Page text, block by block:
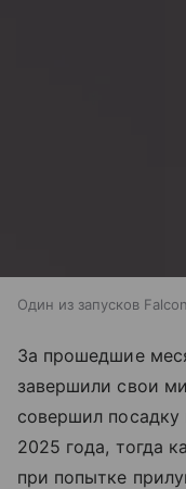
Один из запусков
За прошедшие
завершили свои
совершил
2025 года, тогда
при попытке